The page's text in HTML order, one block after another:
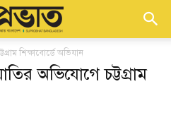
শিক্ষাবোর্ডে অভিযান
অভিযোগে চট্টগ্রাম